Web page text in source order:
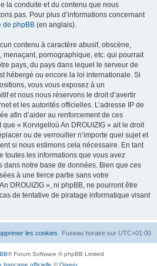
la conduite et du contenu que nous
pas. Pour plus d’informations concernant
de phpBB (en anglais).
contenu à caractère abusif, obscène,
menaçant, pornographique, etc. qui pourrait
pays, du pays dans lequel le serveur de
hébergé ou encore la loi internationale. Si
vous vous exposez à un
et nous nous réservons le droit d’avertir
et les autorités officielles. L’adresse IP de
afin d’aider au renforcement de ces
« Korvigelloù An DROUIZIG » ait le droit
ou de verrouiller n’importe quel sujet et
si nous estimons cela nécessaire. En tant
toutes les informations que vous avez
dans notre base de données. Bien que ces
à une tierce partie sans votre
DROUIZIG », ni phpBB, ne pourront être
de tentative de piratage informatique visant
Fuseau horaire sur UTC+01:00
les cookies
® Forum Software © phpBB Limited
française officielle ©Qiaeru